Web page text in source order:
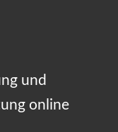
und
online